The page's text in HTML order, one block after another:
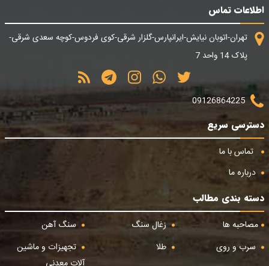
اطلاعات تماس
تهران-اتوبان نیایش-ایرانپارس-گلزار شرقی-کوی فردوس-کوچه سعدی شرقی-
پلاک 14 واحد 7
09126864225
دسترسی سریع
تماس با ما
درباره ما
دسته بندی مطالب
مصاحبه ها
زغال سنگ
سنگ آهن
سرب و روی
طلا
تجهیزات و ماشین